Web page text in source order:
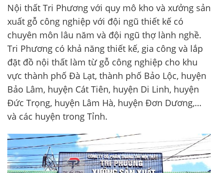
Nội thất Tri Phương với quy mô kho và xưởng sản
xuất gỗ công nghiệp với đội ngũ thiết kế có
chuyên môn lâu năm và đội ngũ thợ lành nghề.
Tri Phương có khả năng thiết kế, gia công và lắp
đặt đồ nội thất làm từ gỗ công nghiệp cho khu
vực thành phố Đà Lạt, thành phố Bảo Lộc, huyện
Bảo Lâm, huyện Cát Tiên, huyện Di Linh, huyện
Đức Trọng, huyện Lâm Hà, huyện Đơn Dương,…
và các huyện trong Tỉnh.